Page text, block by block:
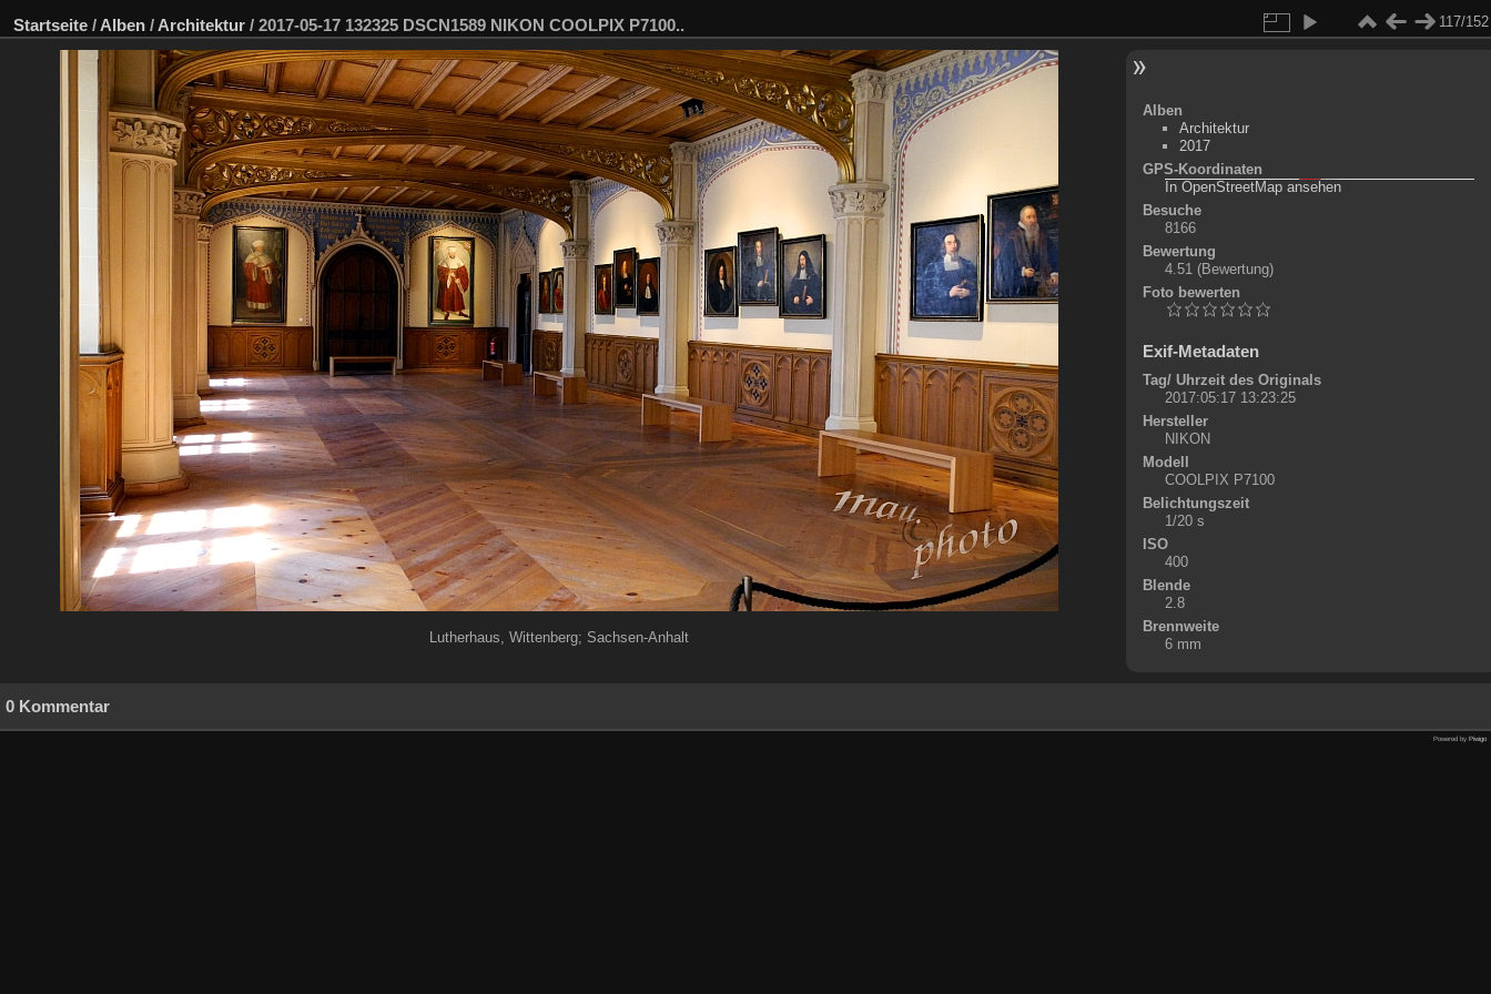
Startseite / Alben / Architektur / 2017-05-17 132325 DSCN1589 NIKON COOLPIX P7100.. 117/152
Lutherhaus, Wittenberg; Sachsen-Anhalt
Alben
Architektur
2017
GPS-Koordinaten
+
-
©
In OpenStreetMap ansehen
Besuche
8166
Bewertung
4.51 (Bewertung)
Foto bewerten
Exif-Metadaten
Tag/ Uhrzeit des Originals
2017:05:17 13:23:25
Hersteller
NIKON
Modell
COOLPIX P7100
Belichtungszeit
1/20 s
ISO
400
Blende
2.8
Brennweite
6 mm
0 Kommentar
Powered by Piwigo